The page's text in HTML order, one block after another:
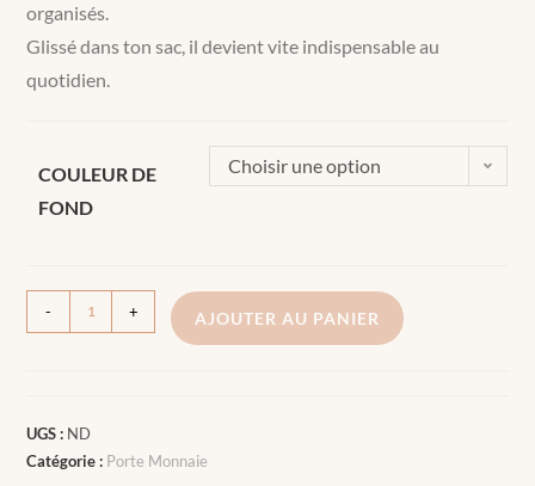
organisés.
Glissé dans ton sac, il devient vite indispensable au
quotidien.
COULEUR DE
FOND
Choisir une option
- + AJOUTER AU PANIER
UGS : ND
Catégorie : Porte Monnaie